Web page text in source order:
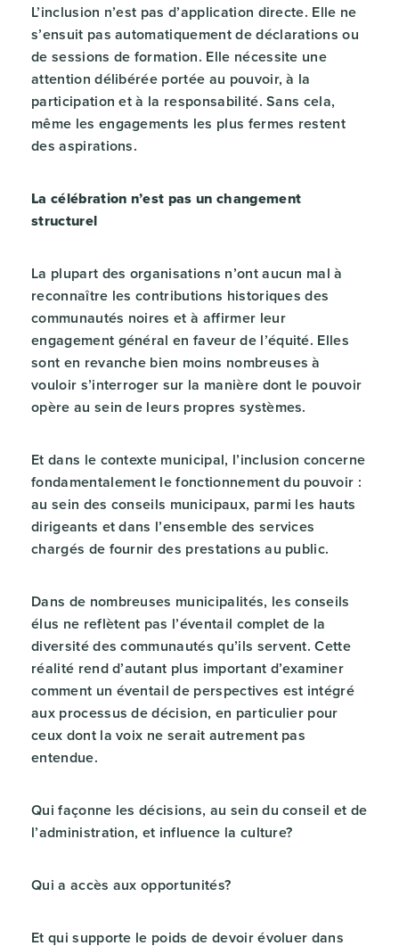
L’inclusion n’est pas d’application directe. Elle ne
s’ensuit pas automatiquement de déclarations ou
de sessions de formation. Elle nécessite une
attention délibérée portée au pouvoir, à la
participation et à la responsabilité. Sans cela,
même les engagements les plus fermes restent
des aspirations.
La célébration n’est pas un changement
structurel
La plupart des organisations n’ont aucun mal à
reconnaître les contributions historiques des
communautés noires et à affirmer leur
engagement général en faveur de l’équité. Elles
sont en revanche bien moins nombreuses à
vouloir s’interroger sur la manière dont le pouvoir
opère au sein de leurs propres systèmes.
Et dans le contexte municipal, l’inclusion concerne
fondamentalement le fonctionnement du pouvoir :
au sein des conseils municipaux, parmi les hauts
dirigeants et dans l’ensemble des services
chargés de fournir des prestations au public.
Dans de nombreuses municipalités, les conseils
élus ne reflètent pas l’éventail complet de la
diversité des communautés qu’ils servent. Cette
réalité rend d’autant plus important d’examiner
comment un éventail de perspectives est intégré
aux processus de décision, en particulier pour
ceux dont la voix ne serait autrement pas
entendue.
Qui façonne les décisions, au sein du conseil et de
l’administration, et influence la culture?
Qui a accès aux opportunités?
Et qui supporte le poids de devoir évoluer dans